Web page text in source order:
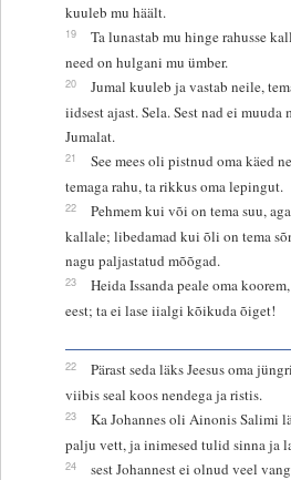
kuuleb mu häält.
19
Ta lunastab mu hinge rahusse
need on hulgani mu ümber.
20
Jumal kuuleb ja vastab neile,
iidsest ajast. Sela. Sest nad ei muuda
Jumalat.
21
See mees oli pistnud oma käed
temaga rahu, ta rikkus oma lepingut.
22
Pehmem kui või on tema suu,
kallale; libedamad kui õli on tema
nagu paljastatud mõõgad.
23
Heida Issanda peale oma
eest; ta ei lase iialgi kõikuda õiget!
22
Pärast seda läks Jeesus oma
viibis seal koos nendega ja ristis.
23
Ka Johannes oli Ainonis Salimi
palju vett, ja inimesed tulid sinna ja
24 sest Johannest ei olnud veel